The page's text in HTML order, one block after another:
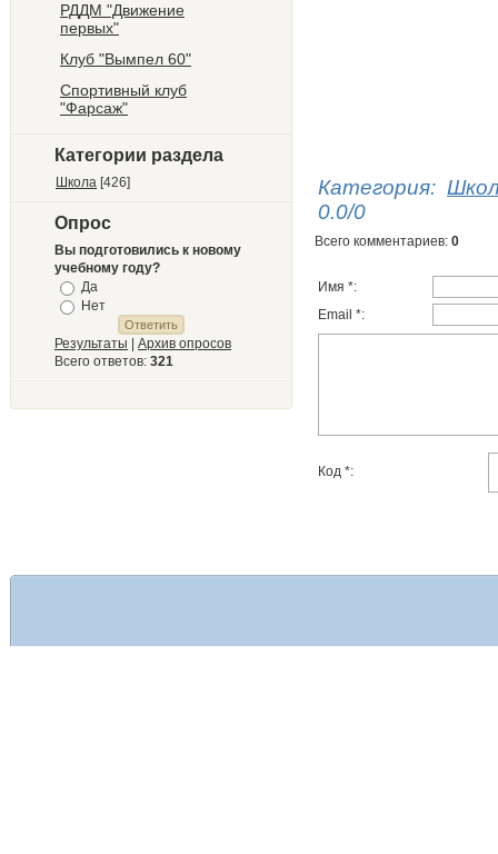
РДДМ "Движение
первых"
Клуб "Вымпел 60"
Спортивный клуб
"Фарсаж"
Категории раздела
Школа [426]
Опрос
Вы подготовились к новому
учебному году?
Да
Нет
Результаты | Архив опросов
Всего ответов: 321
Категория:
0.0/0
Всего комментариев: 0
Имя *:
Email *:
Код *: